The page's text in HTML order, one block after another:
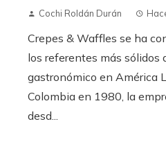
Cochi Roldán Durán
Crepes & Waffles se ha
los referentes más sólidos
gastronómico en América
Colombia en 1980, la
desd...